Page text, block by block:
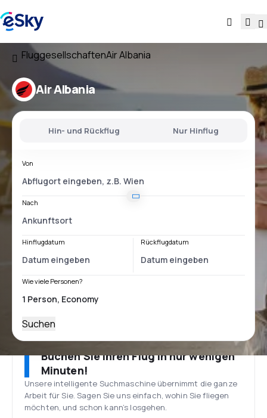
FluggesellschaftenAir Albania
Air Albania
Hin- und Rückflug Nur Hinflug
Von
Nach
Hinflugdatum Rückflugdatum
Wie viele Personen?
Suchen
Buchen Sie Ihren Flug in nur wenigen
Minuten!
Unsere intelligente Suchmaschine übernimmt die ganze
Arbeit für Sie. Sagen Sie uns einfach, wohin Sie fliegen
möchten, und schon kann’s losgehen.